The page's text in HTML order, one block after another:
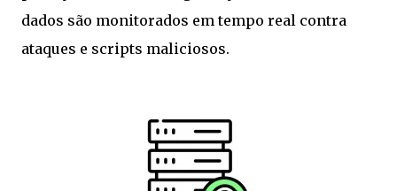
dados são monitorados em tempo real contra
ataques e scripts maliciosos.